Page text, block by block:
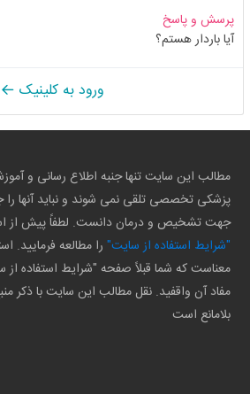
پرسش و پاسخ
آیا باردار هستم؟
ورود به کلینیک
مطالب این سایت تنها جنبه اطلاع رسانی و
پزشکی تخصصی تلقی نمی شوند و نباید آنها
جهت تشخیص و درمان دانست. لطفاً پیش از
"شرایط استفاده از سایت" را مطالعه فرمایید.
معناست که شما قبلاً صفحه "شرایط استفاده از
مفاد آن واقفید. نقل مطالب این سایت با ذکر
بلامانع است